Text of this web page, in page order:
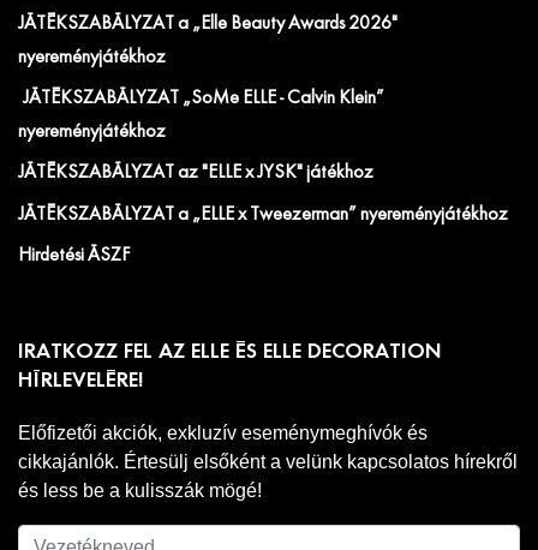
JÁTÉKSZABÁLYZAT a „Elle Beauty Awards 2026"
nyereményjátékhoz
JÁTÉKSZABÁLYZAT „SoMe ELLE - Calvin Klein”
nyereményjátékhoz
JÁTÉKSZABÁLYZAT az "ELLE x JYSK" játékhoz
JÁTÉKSZABÁLYZAT a „ELLE x Tweezerman” nyereményjátékhoz
Hirdetési ÁSZF
IRATKOZZ FEL AZ ELLE ÉS ELLE DECORATION
HÍRLEVELÉRE!
Előfizetői akciók, exkluzív eseménymeghívók és
cikkajánlók. Értesülj elsőként a velünk kapcsolatos hírekről
és less be a kulisszák mögé!